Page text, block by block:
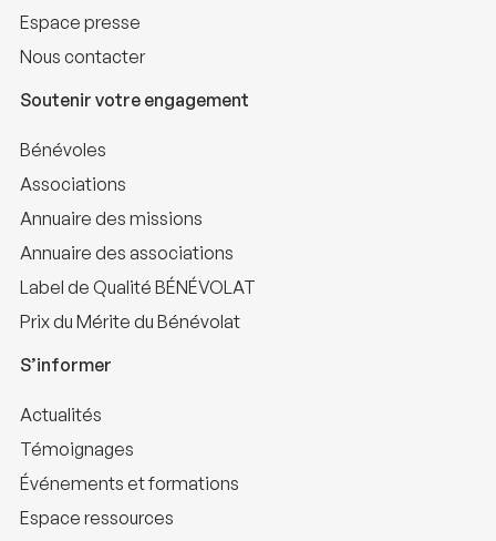
Espace presse
Nous contacter
Soutenir votre engagement
Bénévoles
Associations
Annuaire des missions
Annuaire des associations
Label de Qualité BÉNÉVOLAT
Prix du Mérite du Bénévolat
S’informer
Actualités
Témoignages
Événements et formations
Espace ressources